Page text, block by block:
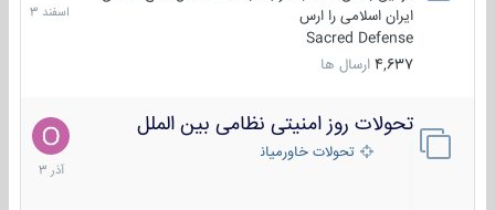
ایران اسلامی را ارس
Sacred Defense
4,637 ارسال ها
1403
تحولات روز امنیتی نظامی بین الملل
تحولات خاورمیانه
21
آذر
1403